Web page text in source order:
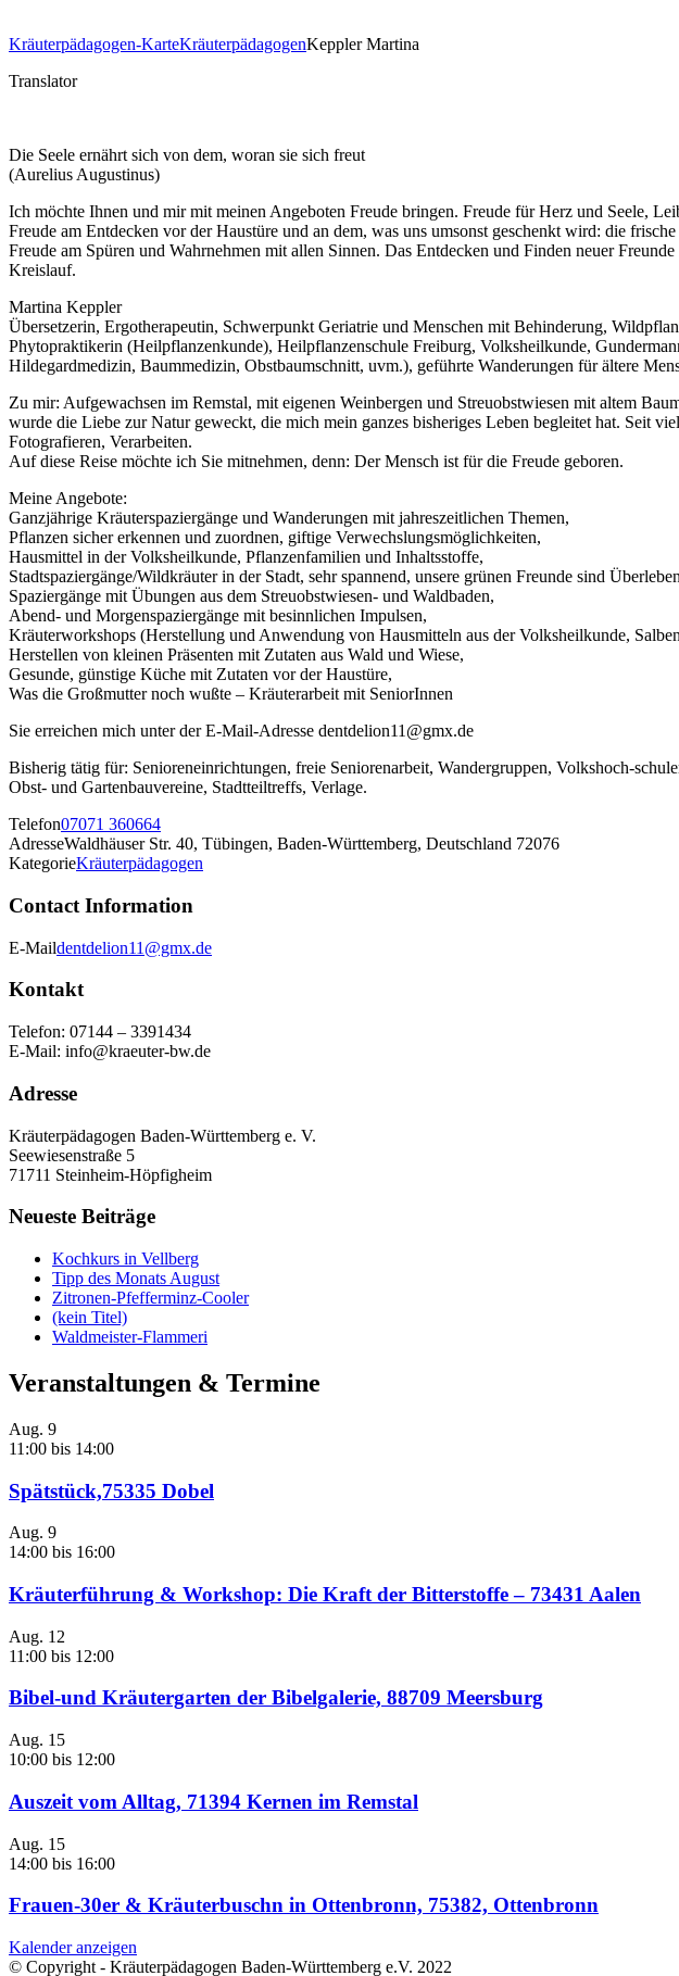
Kräuterpädagogen-KarteKräuterpädagogenKeppler Martina
Translator
Die Seele ernährt sich von dem, woran sie sich freut
(Aurelius Augustinus)
Ich möchte Ihnen und mir mit meinen Angeboten Freude bringen. Freude für Herz und Seele,
Freude am Entdecken vor der Haustüre und an dem, was uns umsonst geschenkt wird: die
Freude am Spüren und Wahrnehmen mit allen Sinnen. Das Entdecken und Finden neuer
Kreislauf.
Martina Keppler
Übersetzerin, Ergotherapeutin, Schwerpunkt Geriatrie und Menschen mit Behinderung,
Phytopraktikerin (Heilpflanzenkunde), Heilpflanzenschule Freiburg, Volksheilkunde,
Hildegardmedizin, Baummedizin, Obstbaumschnitt, uvm.), geführte Wanderungen für ältere
Zu mir: Aufgewachsen im Remstal, mit eigenen Weinbergen und Streuobstwiesen mit altem
wurde die Liebe zur Natur geweckt, die mich mein ganzes bisheriges Leben begleitet hat. Seit
Fotografieren, Verarbeiten.
Auf diese Reise möchte ich Sie mitnehmen, denn: Der Mensch ist für die Freude geboren.
Meine Angebote:
Ganzjährige Kräuterspaziergänge und Wanderungen mit jahreszeitlichen Themen,
Pflanzen sicher erkennen und zuordnen, giftige Verwechslungsmöglichkeiten,
Hausmittel in der Volksheilkunde, Pflanzenfamilien und Inhaltsstoffe,
Stadtspaziergänge/Wildkräuter in der Stadt, sehr spannend, unsere grünen Freunde sind
Spaziergänge mit Übungen aus dem Streuobstwiesen- und Waldbaden,
Abend- und Morgenspaziergänge mit besinnlichen Impulsen,
Kräuterworkshops (Herstellung und Anwendung von Hausmitteln aus der Volksheilkunde,
Herstellen von kleinen Präsenten mit Zutaten aus Wald und Wiese,
Gesunde, günstige Küche mit Zutaten vor der Haustüre,
Was die Großmutter noch wußte – Kräuterarbeit mit SeniorInnen
Sie erreichen mich unter der E-Mail-Adresse dentdelion11@gmx.de
Bisherig tätig für: Senioreneinrichtungen, freie Seniorenarbeit, Wandergruppen, Volkshoch-
Obst- und Gartenbauvereine, Stadtteiltreffs, Verlage.
Telefon07071 360664
AdresseWaldhäuser Str. 40, Tübingen, Baden-Württemberg, Deutschland 72076
KategorieKräuterpädagogen
Contact Information
E-Maildentdelion11@gmx.de
Kontakt
Telefon: 07144 – 3391434
E-Mail: info@kraeuter-bw.de
Adresse
Kräuterpädagogen Baden-Württemberg e. V.
Seewiesenstraße 5
71711 Steinheim-Höpfigheim
Neueste Beiträge
Kochkurs in Vellberg
Tipp des Monats August
Zitronen-Pfefferminz-Cooler
(kein Titel)
Waldmeister-Flammeri
Veranstaltungen & Termine
Aug. 9
11:00 bis 14:00
Spätstück,75335 Dobel
Aug. 9
14:00 bis 16:00
Kräuterführung & Workshop: Die Kraft der Bitterstoffe – 73431 Aalen
Aug. 12
11:00 bis 12:00
Bibel-und Kräutergarten der Bibelgalerie, 88709 Meersburg
Aug. 15
10:00 bis 12:00
Auszeit vom Alltag, 71394 Kernen im Remstal
Aug. 15
14:00 bis 16:00
Frauen-30er & Kräuterbuschn in Ottenbronn, 75382, Ottenbronn
Kalender anzeigen
© Copyright - Kräuterpädagogen Baden-Württemberg e.V. 2022